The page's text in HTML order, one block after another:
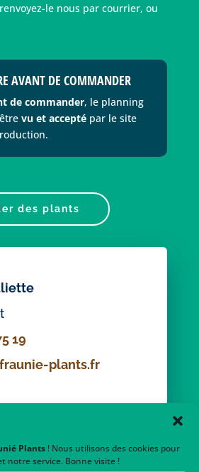
Plants ! Nous utilisons des cookies pour
notre service. Bonne visite !
le nous par courrier, ou
AVANT DE COMMANDER
de commander, le planning
vu et acceptépar le site
des plants
19
plants.fr